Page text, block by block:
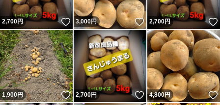
2,700円 いいね！
3,000円 いいね！
2,700円
1,900円 いいね！
2,700円 いいね！
4,800円